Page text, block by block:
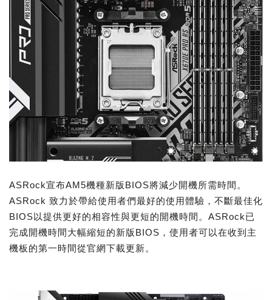
ASRock宣布AM5機種新版BIOS將減少開機所需時間。
ASRock 致力於帶給使用者們最好的使用體驗，不斷最佳化
BIOS以提供更好的相容性與更短的開機時間。ASRock已
完成開機時間大幅縮短的新版BIOS，使用者可以在收到主
機板的第一時間從官網下載更新。